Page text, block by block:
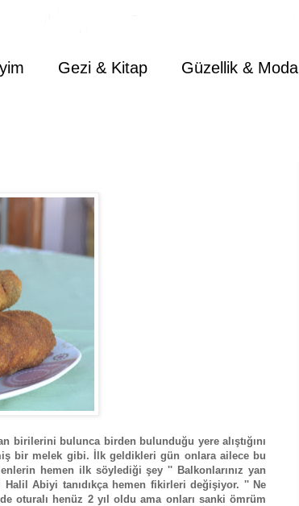
Gezi & Kitap Güzellik & Moda
birilerini bulunca birden bulunduğu yere alıştığını
bir melek gibi. İlk geldikleri gün onlara ailece bu
hemen ilk söylediği şey '' Balkonlarınız yan
Abiyi tanıdıkça hemen fikirleri değişiyor. '' Ne
oturalı henüz 2 yıl oldu ama onları sanki ömrüm